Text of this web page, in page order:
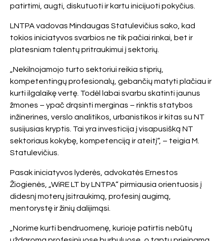
patirtimi, augti, diskutuoti ir kartu inicijuoti pokyčius.
LNTPA vadovas Mindaugas Statulevičius sako, kad
tokios iniciatyvos svarbios ne tik pačiai rinkai, bet ir
platesniam talentų pritraukimui į sektorių.
„Nekilnojamojo turto sektoriui reikia stiprių,
kompetentingų profesionalų, gebančių matyti plačiau ir
kurti ilgalaikę vertę. Todėl labai svarbu skatinti jaunus
žmones – ypač drąsinti merginas – rinktis statybos
inžinerines, verslo analitikos, urbanistikos ir kitas su NT
susijusias kryptis. Tai yra investicija į visapusišką NT
sektoriaus kokybę, kompetenciją ir ateitį“, – teigia M.
Statulevičius.
Pasak iniciatyvos lyderės, advokatės Ernestos
Žiogienės, „WiRE LT by LNTPA“ pirmiausia orientuosis į
didesnį moterų įsitraukimą, profesinį augimą,
mentorystę ir žinių dalijimąsi.
„Norime kurti bendruomenę, kurioje patirtis nebūtų